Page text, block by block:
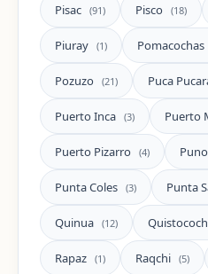
Pisac (91) Pisco (18)
Piuray (1) Pomacochas
Pozuzo (21) Puca
Puerto Inca (3) Puerto
Puerto Pizarro (4) Puno
Punta Coles (3) Punta
Quinua (12)
Rapaz (1) Raqchi (5)